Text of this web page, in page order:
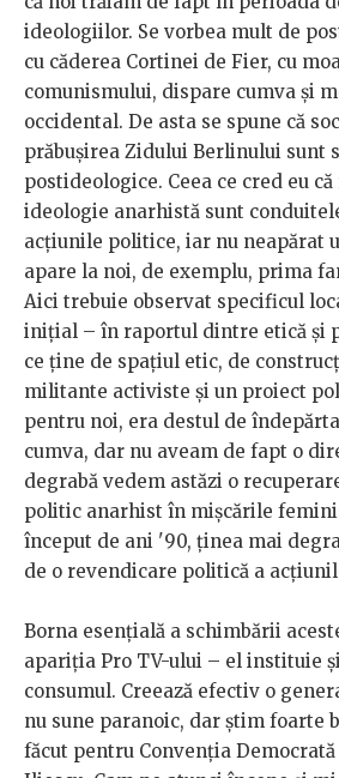
ideologiilor. Se vorbea mult de
cu căderea Cortinei de Fier, cu
comunismului, dispare cumva și
occidental. De asta se spune că
prăbușirea Zidului Berlinului sunt
postideologice. Ceea ce cred eu
ideologie anarhistă sunt
acțiunile politice, iar nu neapărat
apare la noi, de exemplu, prima
Aici trebuie observat specificul
inițial – în raportul dintre etică și
ce ține de spațiul etic, de
militante activiste și un proiect
pentru noi, era destul de
cumva, dar nu aveam de fapt o
degrabă vedem astăzi o
politic anarhist în mișcările
început de ani '90, ținea mai
de o revendicare politică a
Borna esențială a schimbării
apariția Pro TV-ului – el instituie
consumul. Creează efectiv o
nu sune paranoic, dar știm foarte
făcut pentru Convenția